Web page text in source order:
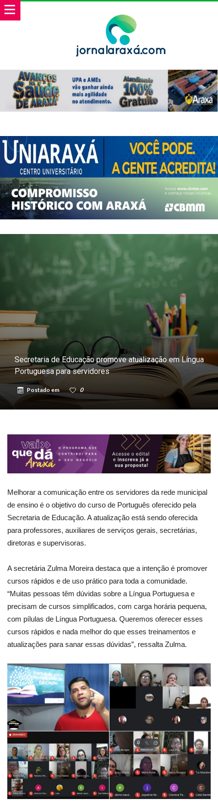
Secretaria de Educação promove atualização em Língua
Portuguesa para servidores
Postado em 0
Melhorar a comunicação entre os servidores da rede municipal
de ensino é o objetivo do curso de Português oferecido pela
Secretaria de Educação. A atualização está sendo oferecida
para professores, auxiliares de serviços gerais, secretárias,
diretoras e supervisoras.
A secretária Zulma Moreira destaca que a intenção é promover
cursos rápidos e de uso prático para toda a comunidade.
“Muitas pessoas têm dúvidas sobre a Língua Portuguesa e
precisam de cursos simplificados, com carga horária pequena,
com pílulas de Língua Portuguesa. Queremos oferecer esses
cursos rápidos e nada melhor do que esses treinamentos e
atualizações para sanar essas dúvidas”, ressalta Zulma.